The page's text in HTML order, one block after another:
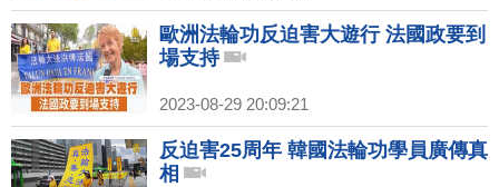
歐洲法輪功反迫害大遊行 法國政要到
場支持
2023-08-29 20:09:21
反迫害25周年 韓國法輪功學員廣傳真
相